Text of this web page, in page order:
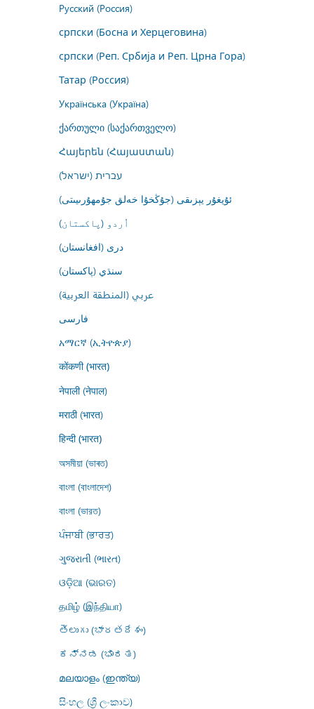
Русский (Россия)
српски (Босна и Херцеговина)
српски (Реп. Србија и Реп. Црна Гора)
Татар (Россия)
Українська (Україна)
ქართული (საქართველო)
Հայերեն (Հայաստան)
עברית (ישראל)
ئۇيغۇر يېزىقى (جۇڭخۇا خەلق جۇمھۇرىيىتى)
اُردو (پاکستان)
درى (افغانستان)
سنڌي (پاکستان)
عربي (المنطقة العربية)
فارسى
አማርኛ (ኢትዮጵያ)
कोंकणी (भारत)
नेपाली (नेपाल)
मराठी (भारत)
हिन्दी (भारत)
অসমীয়া (ভাৰত)
বাংলা (বাংলাদেশ)
বাংলা (ভারত)
ਪੰਜਾਬੀ (ਭਾਰਤ)
ગુજરાતી (ભારત)
ଓଡ଼ିଆ (ଭାରତ)
தமிழ் (இந்தியா)
తెలుగు (భారతదేశం)
ಕನ್ನಡ (ಭಾರತ)
മലയാളം (ഇന്ത്യ)
සිංහල (ශ්‍රී ලංකාව)